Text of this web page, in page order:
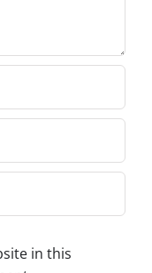
in this